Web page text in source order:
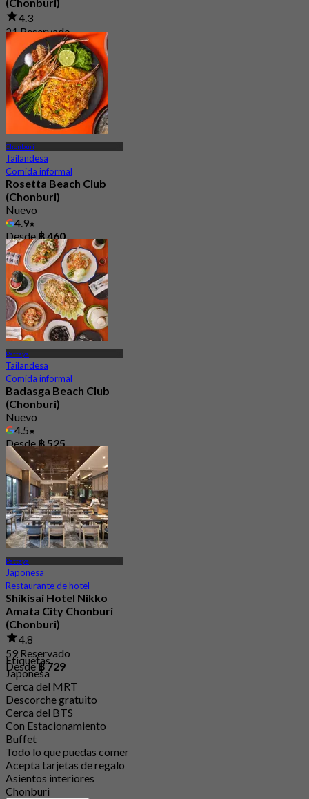
(Chonburi)
4.3
21 Reservado
Desde฿ 186.66
Chonburi
Tailandesa
Comida informal
Rosetta Beach Club
(Chonburi)
Nuevo
4.9
Desde฿ 460
Pattaya
Tailandesa
Comida informal
Badasga Beach Club
(Chonburi)
Nuevo
4.5
Desde฿ 525
Pattaya
Japonesa
Restaurante de hotel
Shikisai Hotel Nikko
Amata City Chonburi
(Chonburi)
4.8
59 Reservado
Desde฿ 729
Etiquetas
Japonesa
Cerca del MRT
Descorche gratuito
Cerca del BTS
Con Estacionamiento
Buffet
Todo lo que puedas comer
Acepta tarjetas de regalo
Asientos interiores
Chonburi